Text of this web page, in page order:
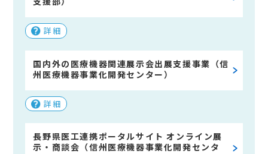
詳細
国内外の医療機器関連展示会出展支援事業（信
州医療機器事業化開発センター）
詳細
長野県医工連携ポータルサイト オンライン展
示・商談会（信州医療機器事業化開発センタ